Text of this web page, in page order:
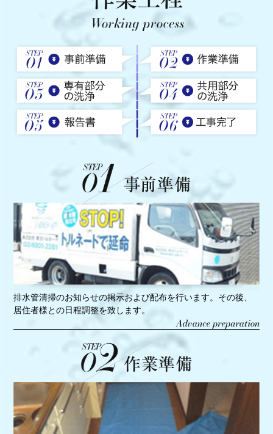
排水管清掃のお知らせの掲示および配布を行います。その後、
居住者様との日程調整を致します。